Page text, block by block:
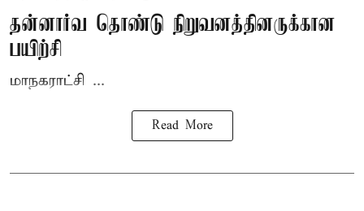
தன்னார்வ தொண்டு நிறுவனத்தினருக்கான
பயிற்சி
மாநகராட்சி ...
Read More